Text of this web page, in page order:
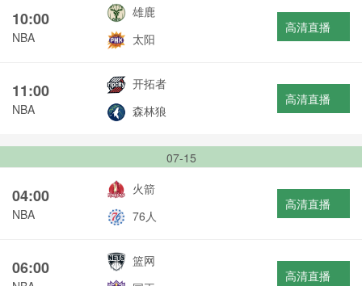
10:00
NBA
雄鹿
太阳
高清直播
11:00
NBA
开拓者
森林狼
高清直播
07-15
04:00
NBA
火箭
76人
高清直播
06:00
篮网
高清直播